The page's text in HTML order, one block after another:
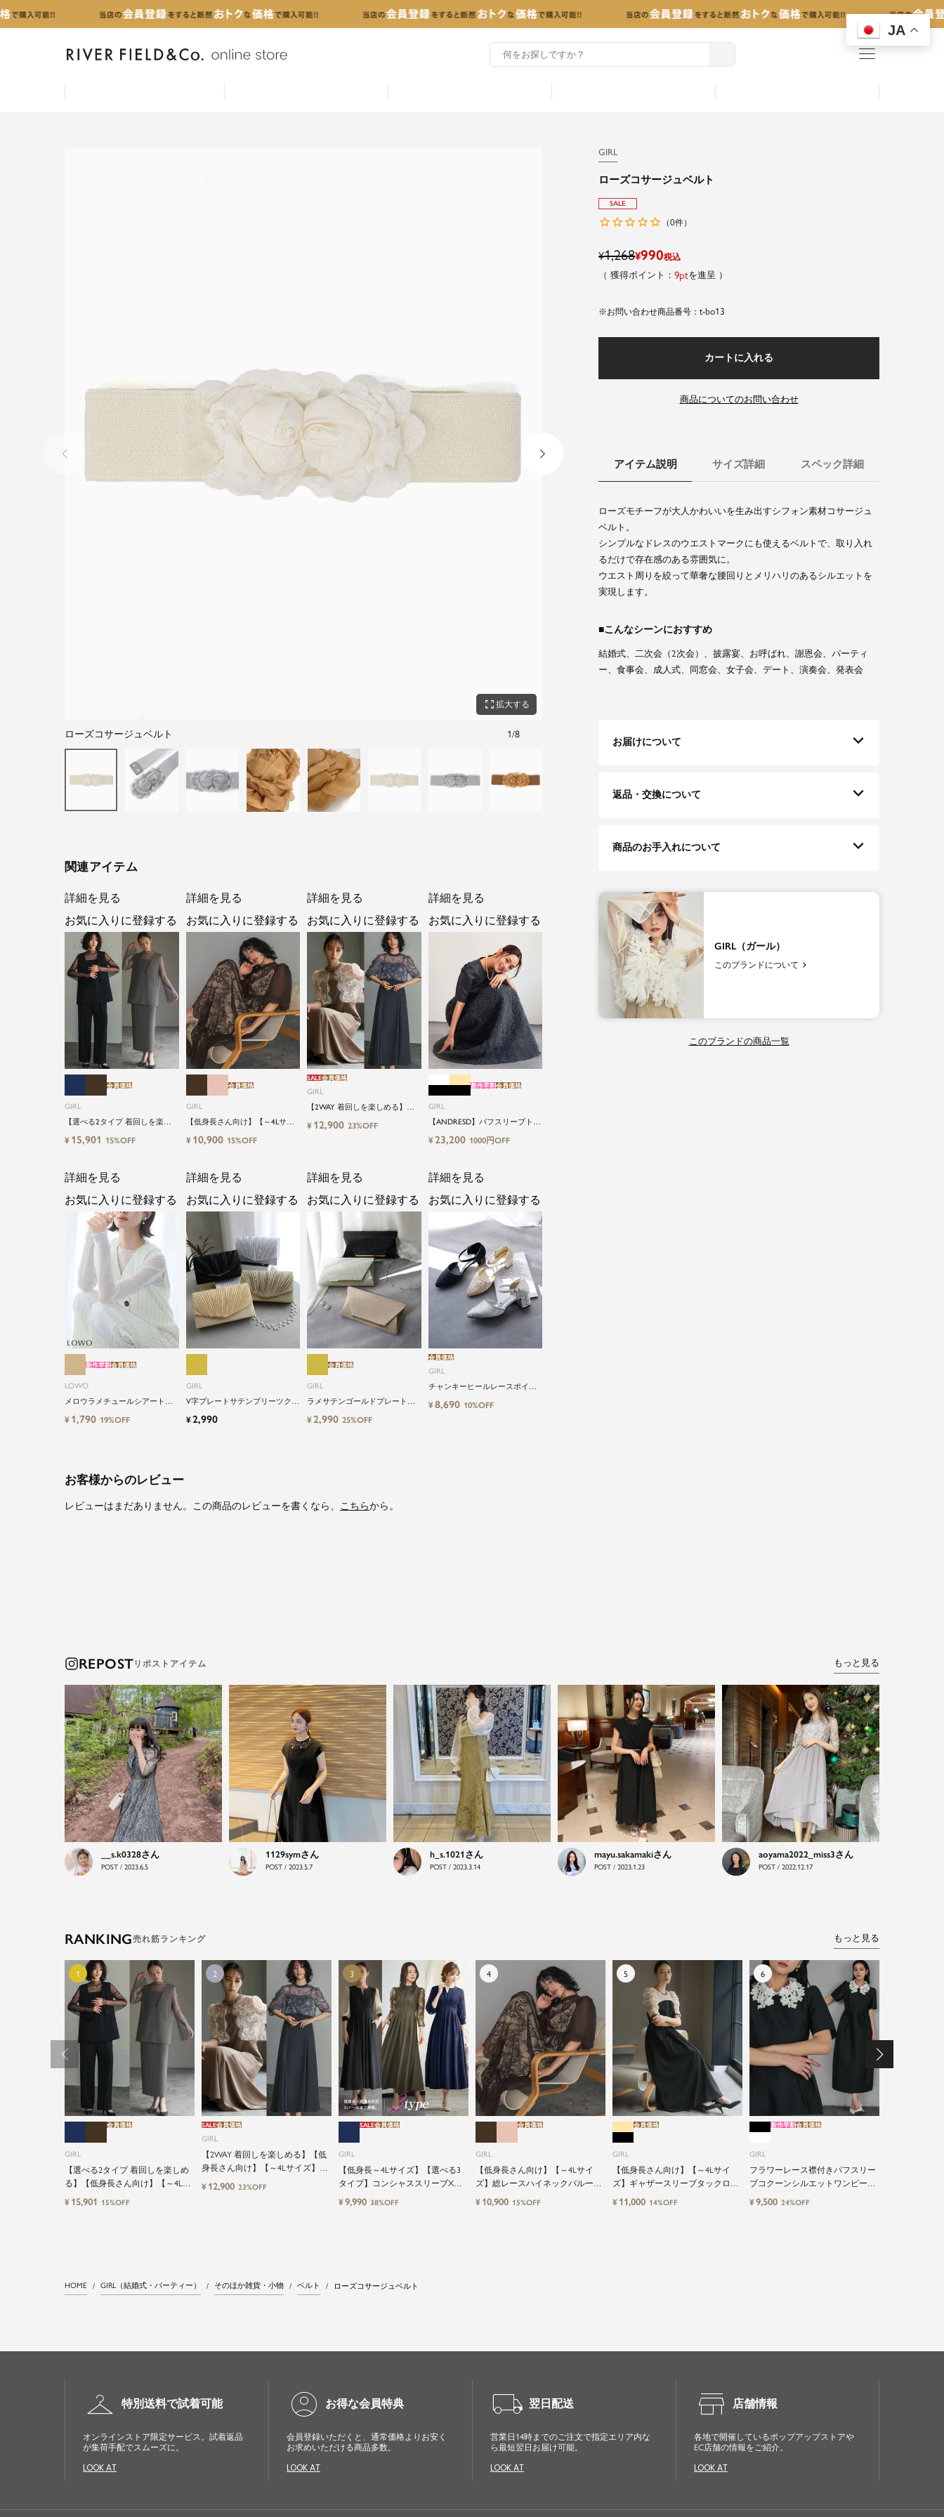
JA
menu
zoom_out_map 拡大する
ローズコサージュベルト 1/8
関連アイテム
GIRL
【選べる2タイプ 着回しを楽し
める】【低身長さん向け】【～
4Lサイズ】レイヤード風ドッキ
グ丈結婚式ワンピースパンツド
レスパーティードレス
会員価格
¥ 15,901 15%OFF
詳細を見る
お気に入りに登録する
GIRL
【低身長さん向け】【～4Lサイ
ズ】総レースハイネックバルー
ンスリーブロング丈結婚式ワン
会員価格
¥ 10,900 15%OFF
詳細を見る
お気に入りに登録する
GIRL
【2WAY 着回しを楽しめる】
【低身長さん向け】【～4Lサイ
ズ】レースブラウス&マーメイド
SALE会員価格
¥ 12,900 23%OFF
詳細を見る
お気に入りに登録する
GIRL
【ANDRESD】パフスリーブトッ
プス＆ボリュームスカートセッ
トアップパーティードレス
新作早割会員価格
¥23,200 1000円OFF
詳細を見る
お気に入りに登録する
LOWO
メロウラメチュールシアートッ
プス
新作早割会員価格
¥ 1,790 19%OFF
詳細を見る
お気に入りに登録する
GIRL
V字プレートサテンプリーツクラ
ッチパーティーバッグ
¥2,990
詳細を見る
お気に入りに登録する
GIRL
ラメサテンゴールドプレートフ
ラップ2wayパーティーバッグ
会員価格
¥2,990 25%OFF
詳細を見る
お気に入りに登録する
GIRL
チャンキーヒールレースポイン
テッドトゥ結婚式パーティーパ
ンプス
会員価格
¥8,690 10%OFF
詳細を見る
お気に入りに登録する
お客様からのレビュー
レビューはまだありません。この商品のレビューを書くなら、 こちらから。
GIRL
ローズコサージュベルト
SALE
（0件）
¥1,268¥990税込
9 を進呈
商品番号 t-bo13
カートに入れる
商品についてのお問い合わせ
アイテム説明 サイズ詳細 スペック詳細
ローズモチーフが大人かわいいを生み出すシフォン素材コサージュ
ベルト。
シンプルなドレスのウエストマークにも使えるベルトで、取り入れ
るだけで存在感のある雰囲気に。
ウエスト周りを絞って華奢な腰回りとメリハリのあるシルエットを
実現します。
こんなシーンにおすすめ
結婚式、二次会（2次会）、披露宴、お呼ばれ、謝恩会、パーティ
ー、食事会、成人式、同窓会、女子会、デート、演奏会、発表会
お届けについて
返品・交換について
商品のお手入れについて
GIRL（ガール）
このブランドについて
特別な日だけではもったいない...もっと気
軽に自由にドレスを楽しみたい
ドレスは女性にとって永遠のファッションアイテム。
クローゼットに一着は用意しておきたいものの一つ。
ールです。
close
このブランドの商品一覧
REPOST もっと見る
__s.k0328
POST / 2023.6.5
1129sym
POST / 2023.5.7
h_s.1021
POST / 2023.3.14
mayu.sakamaki
POST / 2023.1.23
aoyama2022_miss3
POST / 2022.12.17
RANKING もっと見る
GIRL
【選べる2タイプ 着回しを楽しめ
る】【低身長さん向け】【～4Lサ
イズ】レイヤード風ドッキングト
会員価格
¥ 15,901 15%OFF
GIRL
【2WAY 着回しを楽しめる】【低
身長さん向け】【～4Lサイズ】レ
ースブラウス&マーメイドキャミ
SALE会員価格
¥ 12,900 23%OFF
GIRL
【低身長～4Lサイズ】【選べる3
タイプ】コンシャススリーブXラ
インキーネック結婚式ワンピース
SALE会員価格
¥9,990 38%OFF
GIRL
【低身長さん向け】【～4Lサイ
ズ】総レースハイネックバルーン
スリーブロング丈結婚式ワンピー
会員価格
¥ 10,900 15%OFF
GIRL
【低身長さん向け】【～4Lサイ
ズ】ギャザースリーブタックロン
グ丈結婚式ワンピースドレス
会員価格
¥ 11,000 14%OFF
GIRL
フラワーレース襟付きパフスリー
ブコクーンシルエットワンピース
ドレス
新作早割会員価格
¥9,500 24%OFF
HOME GIRL（結婚式・パーティー） そのほか雑貨・小物 ベルト ローズコサージュベルト
checkroom 特別送料で試着可能
オンラインストア限定サービス。試着返品
が集荷手配でスムーズに。
LOOK AT
account_circle お得な会員特典
会員登録いただくと、通常価格よりお安く
お求めいただける商品多数。
LOOK AT
local_shipping 翌日配送
営業日14時までのご注文で指定エリア内な
ら最短翌日お届け可能。
LOOK AT
store 店舗情報
各地で開催しているポップアップストアや
EC店舗の情報をご紹介。
LOOK AT